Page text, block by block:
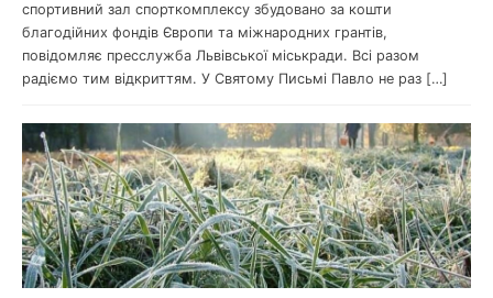
спортивний зал спорткомплексу збудовано за кошти
благодійних фондів Європи та міжнародних грантів,
повідомляє пресслужба Львівської міськради. Всі разом
радіємо тим відкриттям. У Святому Письмі Павло не раз […]